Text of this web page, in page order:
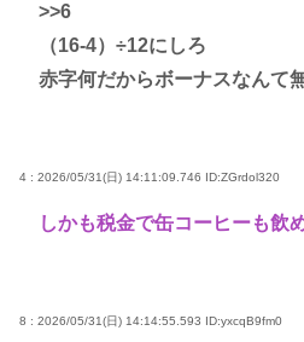
>>6
（16-4）÷12にしろ
赤字何だからボーナスなんて
4 : 2026/05/31(日) 14:11:09.746 ID:ZGrdol320
しかも税金で缶コーヒーも飲
8 : 2026/05/31(日) 14:14:55.593 ID:yxcqB9fm0